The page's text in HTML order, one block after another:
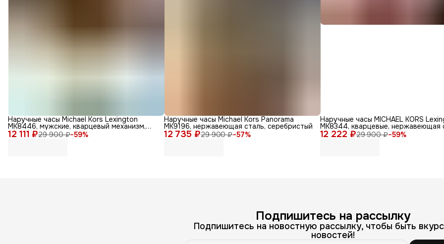
12 111 ₽29 900 ₽−59%
Наручные часы Michael Kors Lexington
MK8446, мужские, кварцевый механизм,
золотые 12 735 ₽29 900 ₽−57%
Наручные часы Michael Kors Panorama
MK9196, нержавеющая сталь, серебристый
12 222 ₽29 900 ₽−59%
Наручные часы MICHAEL KORS
MK8344, кварцевые, нержавеющая
Подпишитесь на рассылку
Подпишитесь на новостную рассылку, чтобы быть
новостей!